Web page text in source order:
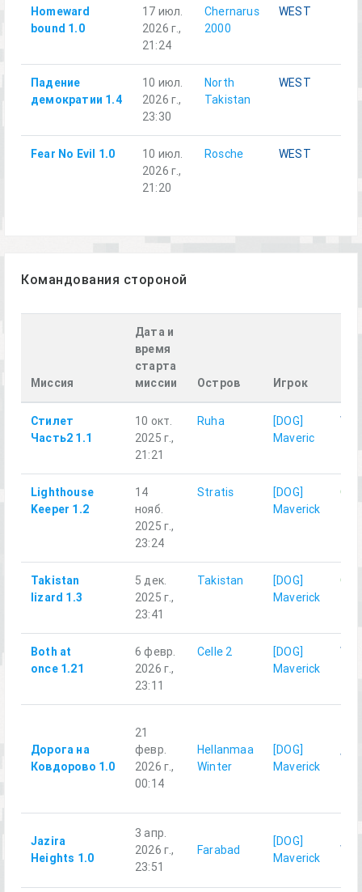
Homeward
bound 1.0
17 июл.
2026 г.,
21:24
Chernarus
2000
WEST
Падение
демократии 1.4
10 июл.
2026 г.,
23:30
North
Takistan
WEST
Fear No Evil 1.0
10 июл.
2026 г.,
21:20
Rosche WEST
Командования стороной
Миссия
Дата и
время
старта
миссии
Остров Игрок
Стилет
Часть2 1.1
10 окт.
2025 г.,
21:21
Ruha
[DOG]
Maveric
Lighthouse
Keeper 1.2
14
нояб.
2025 г.,
23:24
Stratis
[DOG]
Maverick
Takistan
lizard 1.3
5 дек.
2025 г.,
23:41
Takistan
[DOG]
Maverick
Both at
once 1.21
6 февр.
2026 г.,
23:11
Celle 2
[DOG]
Maverick
Дорога на
Ковдорово 1.0
21
февр.
2026 г.,
00:14
Hellanmaa
Winter
[DOG]
Maverick
Jazira
Heights 1.0
3 апр.
2026 г.,
23:51
Farabad
[DOG]
Maverick